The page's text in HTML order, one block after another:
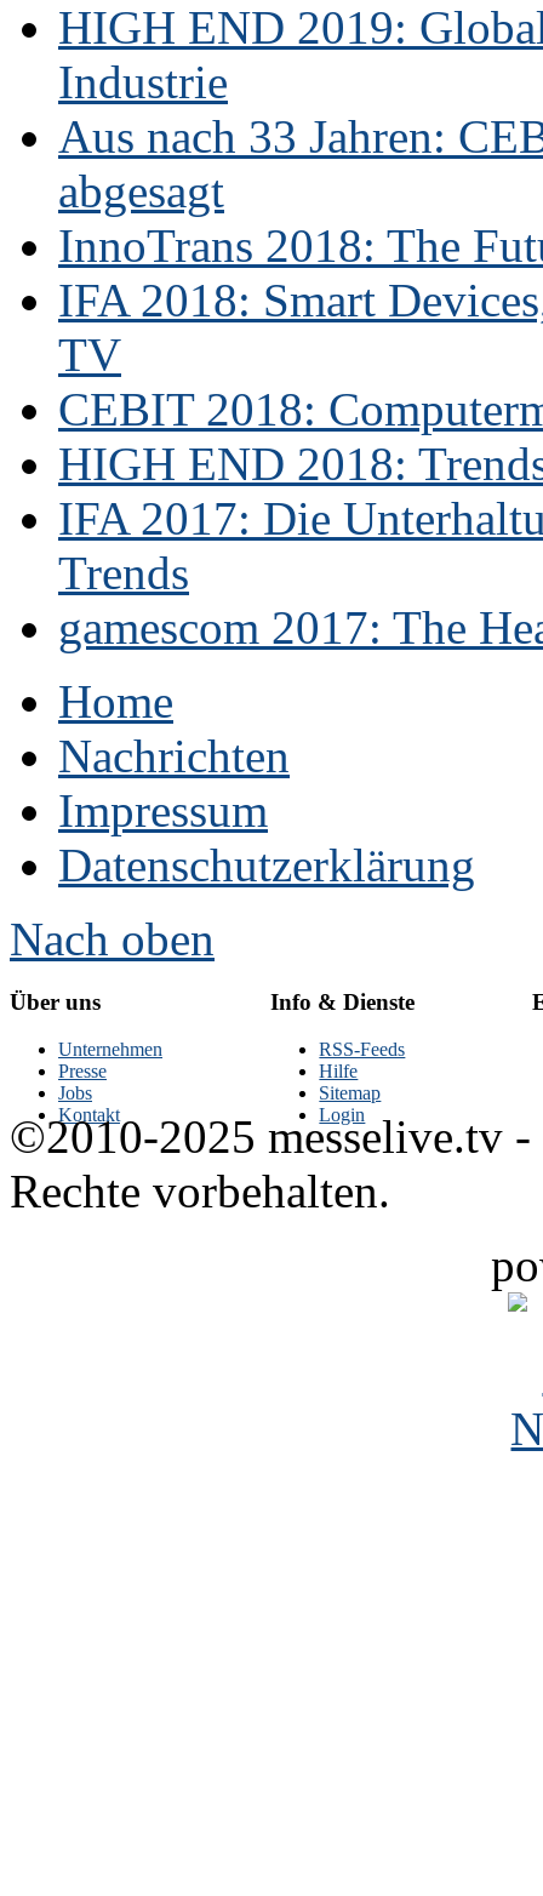
HIGH END 2019:
Industrie
Aus nach 33 Jahren:
abgesagt
InnoTrans 2018: The
IFA 2018: Smart
TV
CEBIT 2018:
HIGH END 2018:
IFA 2017: Die
Trends
gamescom 2017: The
Home
Nachrichten
Impressum
Datenschutzerklärung
Nach oben
Über uns
Unternehmen
Presse
Jobs
Kontakt
Info & Dienste
RSS-Feeds
Hilfe
Sitemap
Login
©2010-2025 messelive.tv -
Rechte vorbehalten.